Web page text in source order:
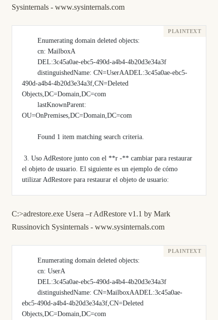
Sysinternals - www.sysinternals.com
        Enumerating domain deleted objects:
        cn: MailboxA
        DEL:3c45a0ae-ebc5-490d-a4b4-4b20d3e34a3f
490d-a4b4-4b20d3e34a3f,CN=Deleted
Objects,DC=Domain,DC=com
OU=OnPremises,DC=Domain,DC=com
        Found 1 item matching search criteria.
el objeto de usuario. El siguiente es un ejemplo de cómo
utilizar AdRestore para restaurar el objeto de usuario:
C:>adrestore.exe Usera –r AdRestore v1.1 by Mark
Russinovich Sysinternals - www.sysinternals.com
        Enumerating domain deleted objects:
        cn: UserA
        DEL:3c45a0ae-ebc5-490d-a4b4-4b20d3e34a3f
ebc5-490d-a4b4-4b20d3e34a3f,CN=Deleted
Objects,DC=Domain,DC=com